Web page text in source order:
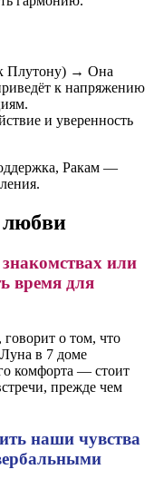
Плутону) → Она
к напряжению
и уверенность
Ракам —
любви
или
время для
о том, что
в 7 доме
комфорта — стоит
прежде чем
наши чувства